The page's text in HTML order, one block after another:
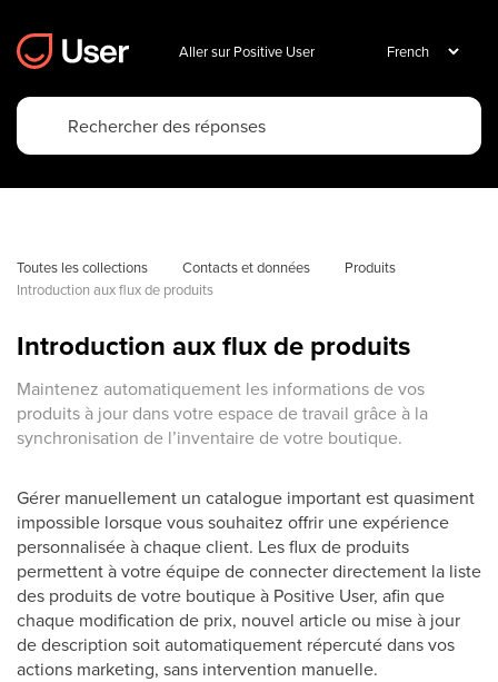
Aller sur Positive User
Toutes les collections Contacts et données
Produits
Introduction aux flux de produits
Introduction aux flux de produits
Maintenez automatiquement les informations de vos
produits à jour dans votre espace de travail grâce à la
synchronisation de l’inventaire de votre boutique.
Gérer manuellement un catalogue important est quasiment
impossible lorsque vous souhaitez offrir une expérience
personnalisée à chaque client. Les flux de produits
permettent à votre équipe de connecter directement la liste
des produits de votre boutique à Positive User, afin que
chaque modification de prix, nouvel article ou mise à jour
de description soit automatiquement répercuté dans vos
actions marketing, sans intervention manuelle.